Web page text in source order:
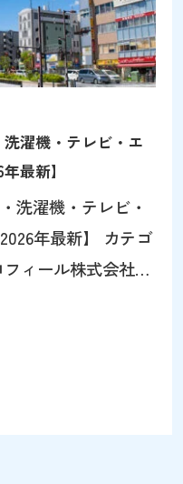
寸法を測定し、搬
る。階数・エレベ
までの距離を伝え
搬出事故に備え、
事前にチェックし
22年（2005年創
濯機・テレビ・エ
最新】
洗濯機・テレビ・
最新】 カテゴ
不用品回収や遺品
献。メディア出演